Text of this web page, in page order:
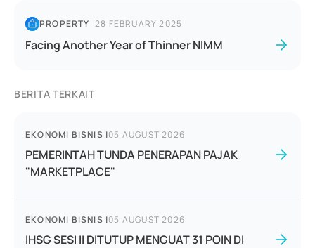
PROPERTY|28 FEBRUARY 2025
Facing Another Year of Thinner NIMM
BERITA TERKAIT
EKONOMI BISNIS |05 AUGUST 2026
PEMERINTAH TUNDA PENERAPAN PAJAK
"MARKETPLACE"
EKONOMI BISNIS |05 AUGUST 2026
IHSG SESI II DITUTUP MENGUAT 31 POIN DI